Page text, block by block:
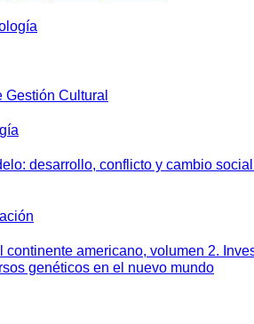
Cultural
desarrollo, conflicto y cambio
continente americano, volumen 2.
genéticos en el nuevo mundo